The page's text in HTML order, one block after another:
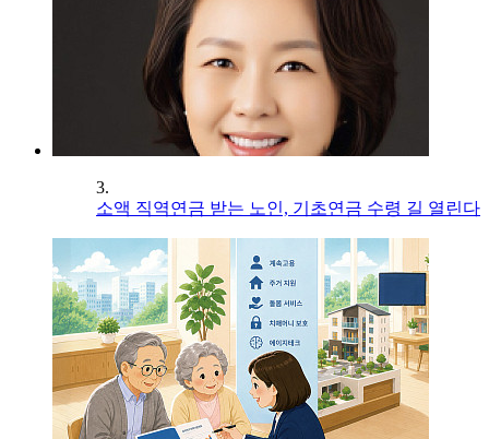
3.
소액 직역연금 받는 노인, 기초연금 수령 길 열린다